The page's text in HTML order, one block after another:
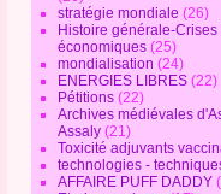
stratégie mondiale (26)
Histoire générale-
économiques (25)
mondialisation (24)
ENERGIES LIBRES (22)
Pétitions (22)
Archives médiévales
Assaly (21)
Toxicité adjuvants
technologies -
AFFAIRE PUFF DADDY